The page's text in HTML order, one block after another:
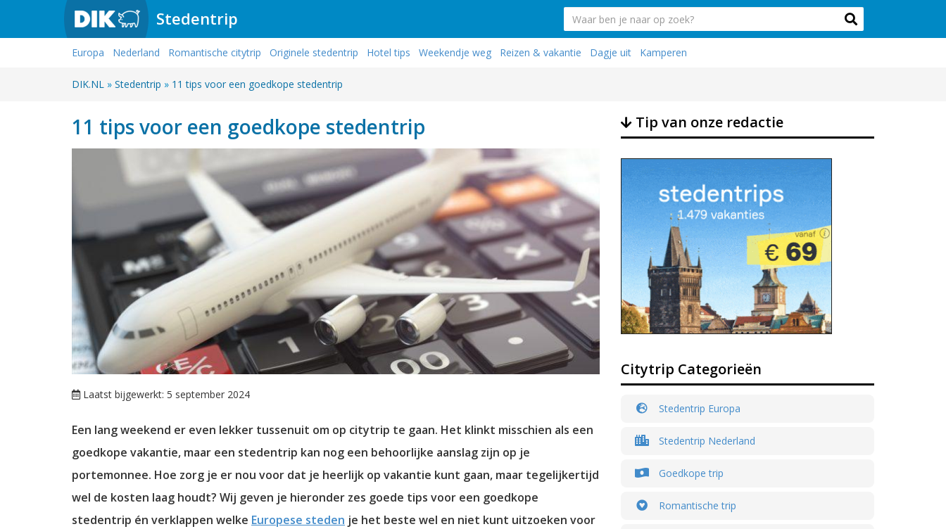
Stedentrip
Europa Nederland Romantische citytrip Originele stedentrip Hotel tips Weekendje weg Reizen & vakantie Dagje uit Kamperen
DIK.NL » Stedentrip » 11 tips voor een goedkope stedentrip
11 tips voor een goedkope stedentrip
Laatst bijgewerkt: 5 september 2024
Een lang weekend er even lekker tussenuit om op citytrip te gaan. Het klinkt misschien als een
goedkope vakantie, maar een stedentrip kan nog een behoorlijke aanslag zijn op je
portemonnee. Hoe zorg je er nou voor dat je heerlijk op vakantie kunt gaan, maar tegelijkertijd
wel de kosten laag houdt? Wij geven je hieronder zes goede tips voor een goedkope
stedentrip én verklappen welke Europese steden je het beste wel en niet kunt uitzoeken voor
Tip van onze redactie
Citytrip Categorieën
Stedentrip Europa
Stedentrip Nederland
Goedkope trip
Romantische trip